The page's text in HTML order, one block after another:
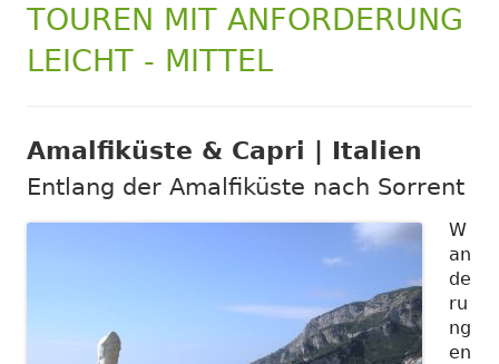
TOUREN MIT ANFORDERUNG
LEICHT - MITTEL
Amalfiküste & Capri | Italien
Entlang der Amalfiküste nach Sorrent
W
an
de
ru
ng
en